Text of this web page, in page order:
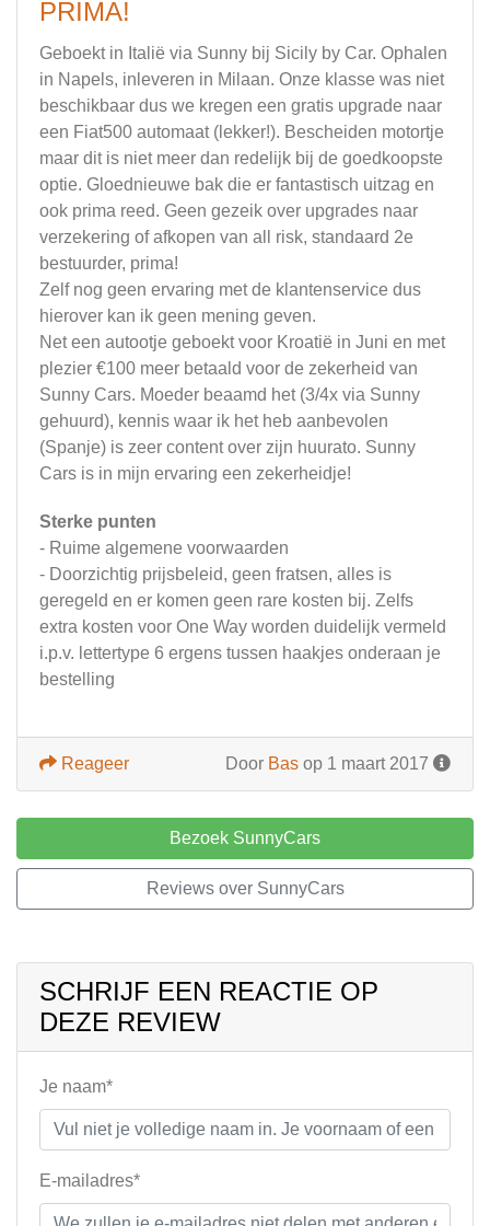
PRIMA!
Geboekt in Italië via Sunny bij Sicily by Car. Ophalen
in Napels, inleveren in Milaan. Onze klasse was niet
beschikbaar dus we kregen een gratis upgrade naar
een Fiat500 automaat (lekker!). Bescheiden motortje
maar dit is niet meer dan redelijk bij de goedkoopste
optie. Gloednieuwe bak die er fantastisch uitzag en
ook prima reed. Geen gezeik over upgrades naar
verzekering of afkopen van all risk, standaard 2e
bestuurder, prima!
Zelf nog geen ervaring met de klantenservice dus
hierover kan ik geen mening geven.
Net een autootje geboekt voor Kroatië in Juni en met
plezier €100 meer betaald voor de zekerheid van
Sunny Cars. Moeder beaamd het (3/4x via Sunny
gehuurd), kennis waar ik het heb aanbevolen
(Spanje) is zeer content over zijn huurato. Sunny
Cars is in mijn ervaring een zekerheidje!
Sterke punten
- Ruime algemene voorwaarden
- Doorzichtig prijsbeleid, geen fratsen, alles is
geregeld en er komen geen rare kosten bij. Zelfs
extra kosten voor One Way worden duidelijk vermeld
i.p.v. lettertype 6 ergens tussen haakjes onderaan je
bestelling
Door Bas op 1 maart 2017
Reageer
Bezoek SunnyCars
Reviews over SunnyCars
SCHRIJF EEN REACTIE OP
DEZE REVIEW
Je naam*
E-mailadres*